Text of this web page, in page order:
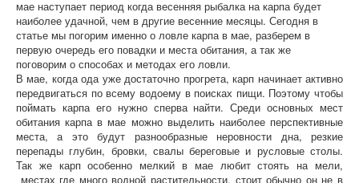
мае наступает период когда весенняя рыбалка на карпа будет
наиболее удачной, чем в другие весенние месяцы. Сегодня в
статье мы погорим именно о ловле карпа в мае, разберем в
первую очередь его повадки и места обитания, а так же
поговорим о способах и методах его ловли.
В мае, когда ода уже достаточно прогрета, карп начинает активно
передвигаться по всему водоему в поисках пищи. Поэтому чтобы
поймать карпа его нужно сперва найти. Среди основных мест
обитания карпа в мае можно выделить наиболее перспективные
места, а это будут разнообразные неровности дна, резкие
перепады глубин, бровки, свалы береговые и русловые столы.
Так же карп особенно мелкий в мае любит стоять на мели,
местах где много водной растительности, стоит обычно он не в